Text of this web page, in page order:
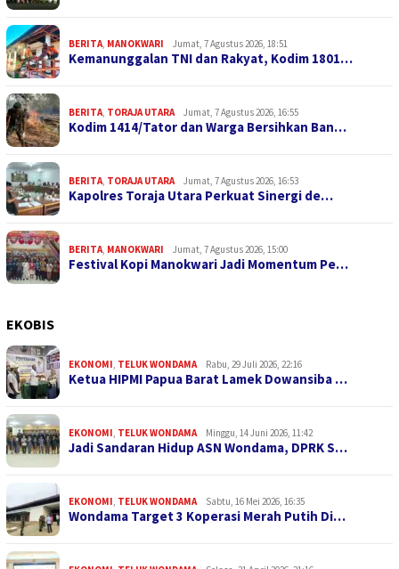
BERITA, MANOKWARI Jumat, 7 Agustus 2026, 18:51
Kemanunggalan TNI dan Rakyat, Kodim 1801…
BERITA, TORAJA UTARA Jumat, 7 Agustus 2026, 16:55
Kodim 1414/Tator dan Warga Bersihkan Ban…
BERITA, TORAJA UTARA Jumat, 7 Agustus 2026, 16:53
Kapolres Toraja Utara Perkuat Sinergi de…
BERITA, MANOKWARI Jumat, 7 Agustus 2026, 15:00
Festival Kopi Manokwari Jadi Momentum Pe…
EKOBIS
EKONOMI, TELUK WONDAMA Rabu, 29 Juli 2026, 22:16
Ketua HIPMI Papua Barat Lamek Dowansiba …
EKONOMI, TELUK WONDAMA Minggu, 14 Juni 2026, 11:42
Jadi Sandaran Hidup ASN Wondama, DPRK S…
EKONOMI, TELUK WONDAMA Sabtu, 16 Mei 2026, 16:35
Wondama Target 3 Koperasi Merah Putih Di…